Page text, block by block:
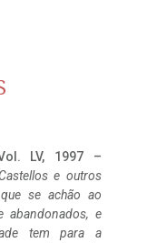
LV, 1997 –
e outros
se achão ao
abandonados, e
tem para a